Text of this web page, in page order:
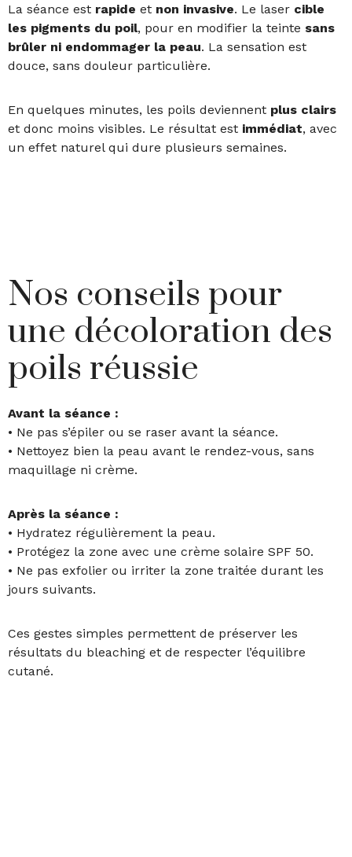
La séance est rapide et non invasive. Le laser cible
les pigments du poil, pour en modifier la teinte sans
brûler ni endommager la peau. La sensation est
douce, sans douleur particulière.
En quelques minutes, les poils deviennent plus clairs
et donc moins visibles. Le résultat est immédiat, avec
un effet naturel qui dure plusieurs semaines.
Nos conseils pour
une décoloration des
poils réussie
Avant la séance :
• Ne pas s’épiler ou se raser avant la séance.
• Nettoyez bien la peau avant le rendez-vous, sans
maquillage ni crème.
Après la séance :
• Hydratez régulièrement la peau.
• Protégez la zone avec une crème solaire SPF 50.
• Ne pas exfolier ou irriter la zone traitée durant les
jours suivants.
Ces gestes simples permettent de préserver les
résultats du bleaching et de respecter l’équilibre
cutané.